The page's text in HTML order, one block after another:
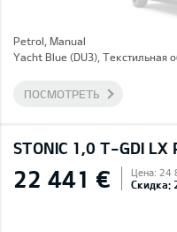
Petrol, Manual
Yacht Blue (DU3), Текстильная
ПОСМОТРЕТЬ
STONIC 1,0 T-GDI LX
22 441 € Цена: 24
Скидка: